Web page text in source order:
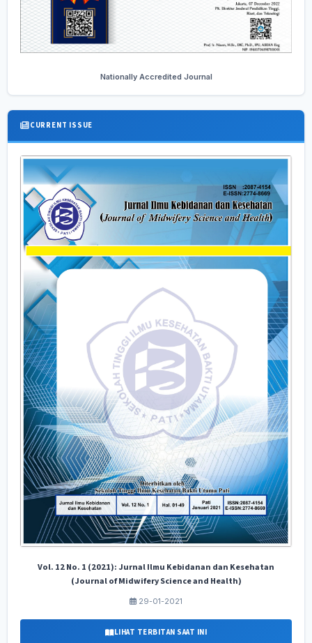
Nationally Accredited Journal
CURRENT ISSUE
Vol. 12 No. 1 (2021): Jurnal Ilmu Kebidanan dan Kesehatan
(Journal of Midwifery Science and Health)
29-01-2021
LIHAT TERBITAN SAAT INI